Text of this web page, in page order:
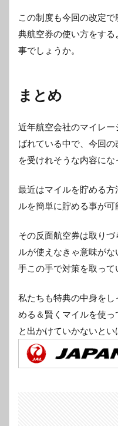
この制度も今回の改定
典航空券の使い方をする
事でしょうか。
まとめ
近年航空会社のマイレ
ばれている中で、今回
を受けれそうな内容に
最近はマイルを貯める
ルを簡単に貯める事が可
その反面航空券は取り
ルが使えなきゃ意味が
手この手で対策を取って
私たちも特典の中身を
める＆賢くマイルを使
と出かけていかないとい